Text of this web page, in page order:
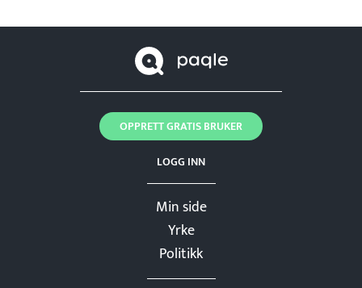
Min side
Yrke
Politikk
LOGG INN
OPPRETT GRATIS BRUKER